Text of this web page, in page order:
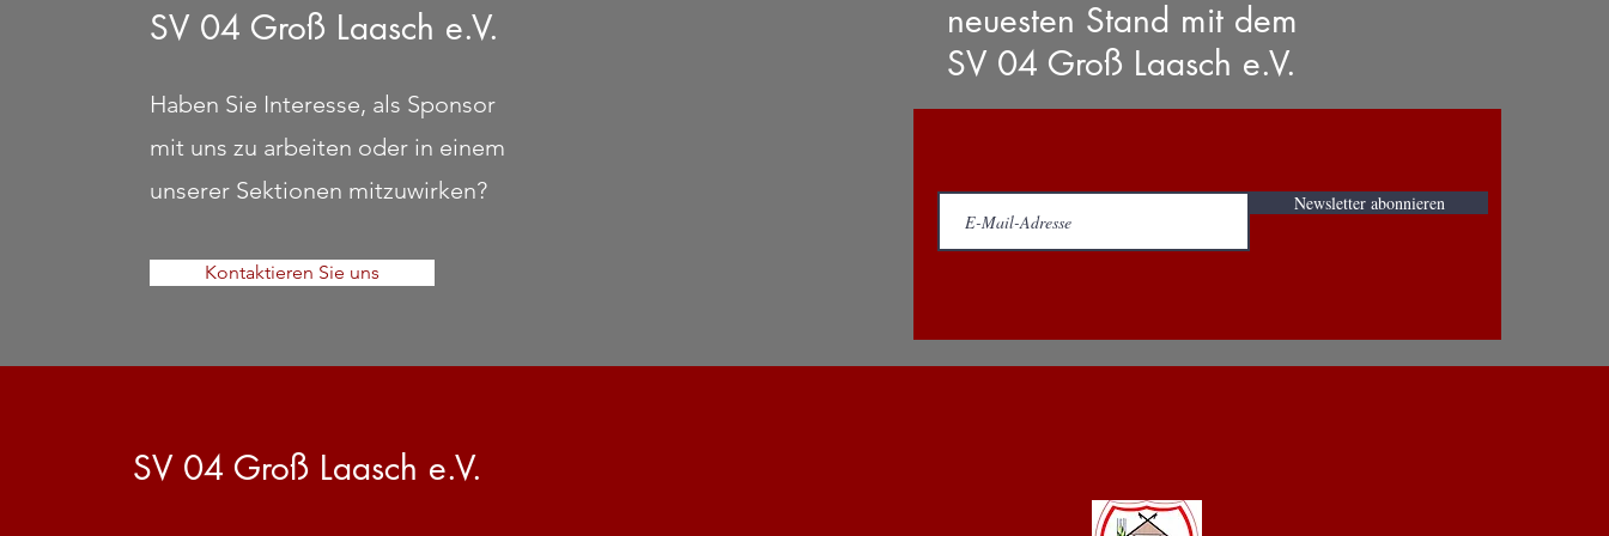
SV 04 Groß Laasch e.V.
Haben Sie Interesse, als Sponsor
mit uns zu arbeiten oder in einem
unserer Sektionen mitzuwirken?
Kontaktieren Sie uns
neuesten Stand mit dem
SV 04 Groß Laasch e.V.
Newsletter abonnieren
SV 04 Groß Laasch e.V.